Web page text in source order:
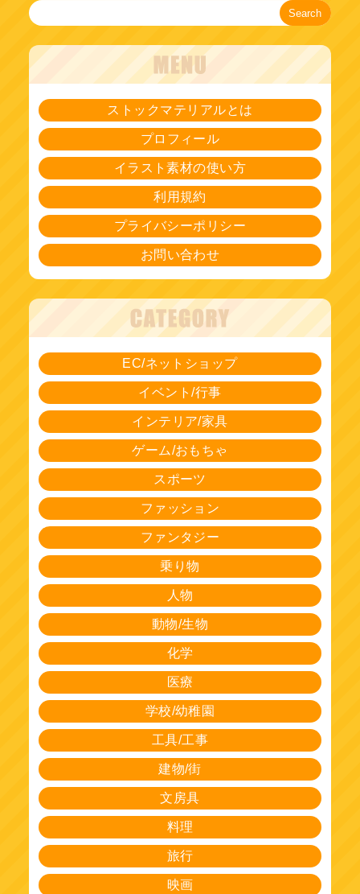
Search
ストックマテリアルとは
プロフィール
イラスト素材の使い方
利用規約
プライバシーポリシー
お問い合わせ
EC/ネットショップ
イベント/行事
インテリア/家具
ゲーム/おもちゃ
スポーツ
ファッション
ファンタジー
乗り物
人物
動物/生物
化学
医療
学校/幼稚園
工具/工事
建物/街
文房具
料理
旅行
映画